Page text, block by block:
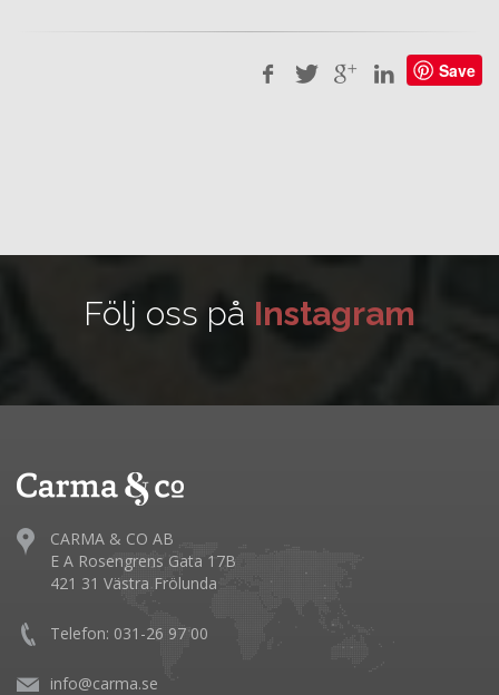
Save
Följ oss på Instagram
CARMA & CO AB
E A Rosengrens Gata 17B
421 31 Västra Frölunda
Telefon: 031-26 97 00
info@carma.se